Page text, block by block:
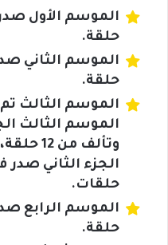
حلقة.
حلقة.
الموسم الثالث
وتألف
حلقات.
حلقة.